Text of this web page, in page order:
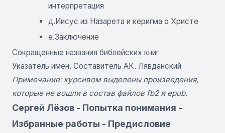
интерпретация
д.Иисус из Назарета и керигма о Христе
е.Заключение
Сокращенные названия библейских книг
Указатель имен. Составитель АК. Лявданский
Примечание: курсивом выделены произведения,
которые не вошли в состав файлов fb2 и epub.
Сергей Лёзов - Попытка понимания -
Избранные работы - Предисловие